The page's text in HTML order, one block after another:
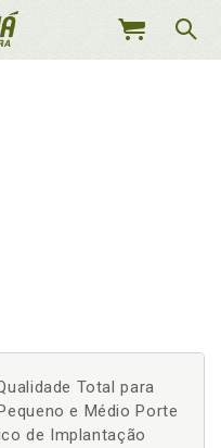
MEU
Total para
e Médio Porte
de Implantação